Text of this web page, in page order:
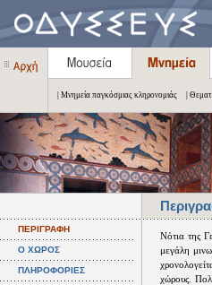
| Μνημεία παγκόσμιας κληρονομιάς |
ΠΕΡΙΓΡΑΦΗ
Ο ΧΩΡΟΣ
ΠΛΗΡΟΦΟΡΙΕΣ
Νότια της
μεγάλη
χώρους.